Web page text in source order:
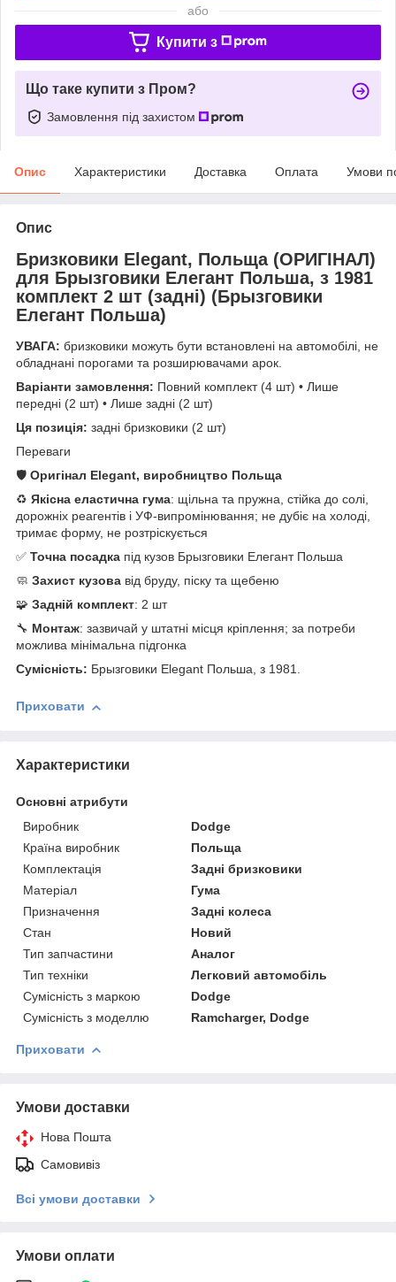
або
Купити з
Що таке купити з Пром?
Замовлення під захистом
Опис Характеристики Доставка Оплата Умови
Опис
Бризковики Elegant, Польща (ОРИГІНАЛ)
для Брызговики Елегант Польша, з 1981
комплект 2 шт (задні) (Брызговики
Елегант Польша)
УВАГА: бризковики можуть бути встановлені на автомобілі, не
обладнані порогами та розширювачами арок.
Варіанти замовлення: Повний комплект (4 шт) • Лише
передні (2 шт) • Лише задні (2 шт)
Ця позиція: задні бризковики (2 шт)
Переваги
🛡️ Оригінал Elegant, виробництво Польща
♻️ Якісна еластична гума: щільна та пружна, стійка до солі,
дорожніх реагентів і УФ-випромінювання; не дубіє на холоді,
тримає форму, не розтріскується
✅ Точна посадка під кузов Брызговики Елегант Польша
🧼 Захист кузова від бруду, піску та щебеню
🧩 Задній комплект: 2 шт
🔧 Монтаж: зазвичай у штатні місця кріплення; за потреби
можлива мінімальна підгонка
Сумісність: Брызговики Elegant Польша, з 1981.
Приховати
Характеристики
Основні атрибути
Виробник
Dodge
Країна виробник
Польща
Комплектація
Задні бризковики
Матеріал
Гума
Призначення
Задні колеса
Стан
Новий
Тип запчастини
Аналог
Тип техніки
Легковий автомобіль
Сумісність з маркою
Dodge
Сумісність з моделлю
Ramcharger, Dodge
Приховати
Умови доставки
Нова Пошта
Самовивіз
Всі умови доставки
Умови оплати